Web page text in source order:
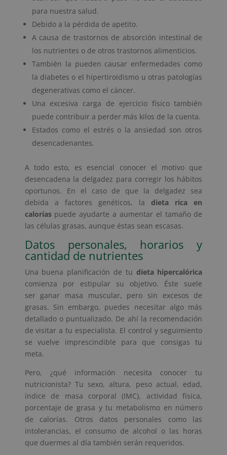
para nuestra salud.
Debido a la pérdida de apetito.
A causa de trastornos de absorción intestinal de
los nutrientes o de otros trastornos alimenticios.
También la pueden causar enfermedades como
la diabetes o el hipertiroidismo u otras patologías
degenerativas como el cáncer.
Una excesiva carga de ejercicio físico también
puede contribuir a perder más kilos de la cuenta.
Estados como el estrés o la ansiedad son otros
desencadenantes.
A todo esto, es esencial conocer el motivo que
desencadena la delgadez para corregir los hábitos
oportunos. En el caso de que la delgadez sea
debida a factores genéticos, ladieta rica en
caloríaspuede ayudarte a aumentar el tamaño de
las células grasas, aunque éstas sean escasas.
Datos personales, horarios y
cantidad de nutrientes
Una buena planificación de tu dieta hipercalórica
comienza por estipular su objetivo. Éste suele
ser ganar masa muscular, pero sin excesos de
grasas. Sin embargo, puedes necesitar algo más
detallado o puntualizado. De ahí la recomendación
de visitar a tu especialista. El control y seguimiento
se vuelve imprescindible para que consigas tu
meta.
Pero, ¿qué información necesita conocer tu
nutricionista? Tu sexo, altura, peso actual, edad,
índice de masa corporal (IMC), actividad física,
porcentaje de grasa y tu metabolismo en número
de calorías. Otros datos personales como las
intolerancias, el consumo de alcohol o las horas
que duermes al día también serán requeridos.